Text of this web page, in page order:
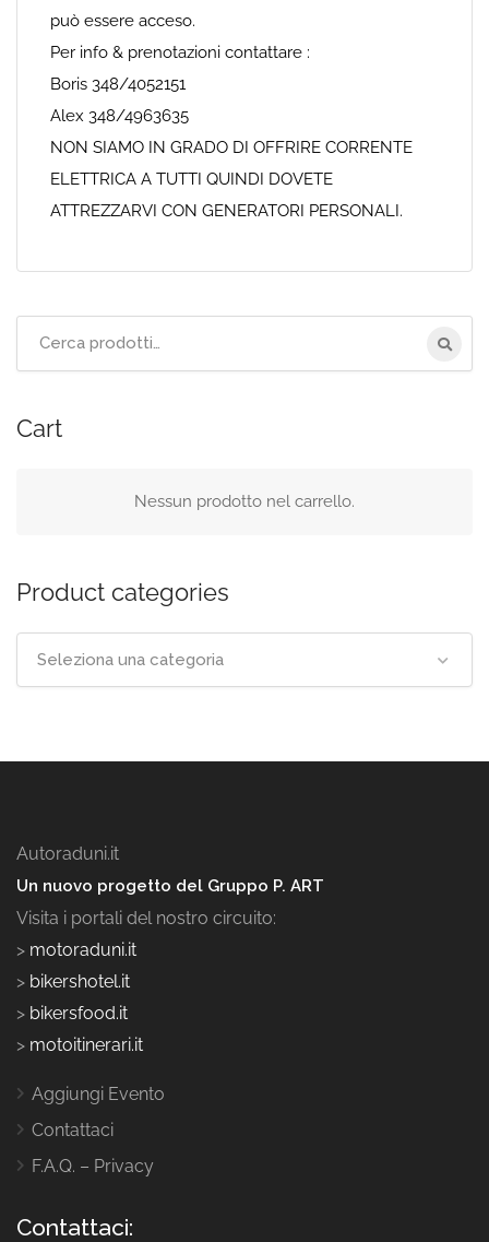
può essere acceso.
Per info & prenotazioni contattare :
Boris 348/4052151
Alex 348/4963635
NON SIAMO IN GRADO DI OFFRIRE CORRENTE
ELETTRICA A TUTTI QUINDI DOVETE
ATTREZZARVI CON GENERATORI PERSONALI.
Cart
Nessun prodotto nel carrello.
Product categories
Seleziona una categoria
Autoraduni.it
Un nuovo progetto del Gruppo P. ART
Visita i portali del nostro circuito:
> motoraduni.it
> bikershotel.it
> bikersfood.it
> motoitinerari.it
Aggiungi Evento
Contattaci
F.A.Q. – Privacy
Contattaci: